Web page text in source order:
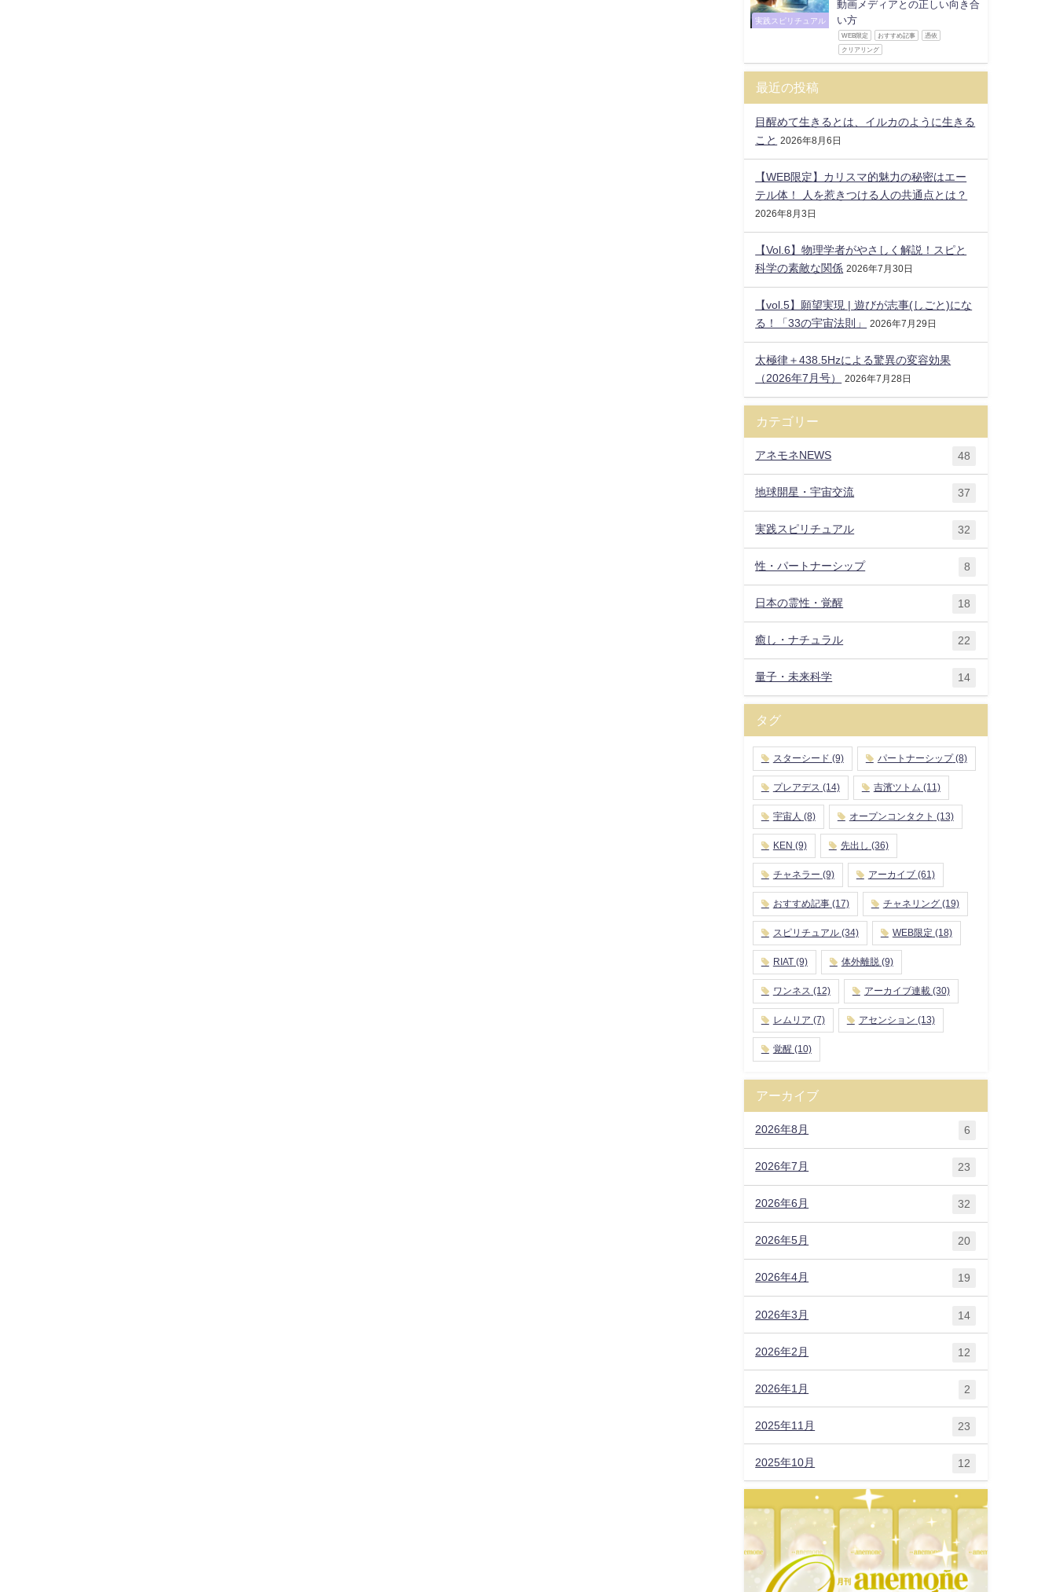
実践スピリチュアル
動画メディアとの正しい向き合
い方
WEB限定 おすすめ記事 憑依
クリアリング
最近の投稿
目醒めて生きるとは、イルカのように生きる
こと 2026年8月6日
【WEB限定】カリスマ的魅力の秘密はエー
テル体！ 人を惹きつける人の共通点とは？
2026年8月3日
【Vol.6】物理学者がやさしく解説！スピと
科学の素敵な関係 2026年7月30日
【vol.5】願望実現 | 遊びが志事(しごと)にな
る！「33の宇宙法則」
2026年7月29日
太極律＋438.5Hzによる驚異の変容効果
（2026年7月号）
2026年7月28日
カテゴリー
アネモネNEWS 48
地球開星・宇宙交流 37
実践スピリチュアル 32
性・パートナーシップ 8
日本の霊性・覚醒 18
癒し・ナチュラル 22
量子・未来科学 14
タグ
スターシード (9) パートナーシップ(8)
プレアデス (14) 吉濱ツトム (11)
宇宙人 (8) オープンコンタクト (13)
KEN (9) 先出し (36)
チャネラー (9) アーカイブ(61)
おすすめ記事(17) チャネリング(19)
スピリチュアル(34) WEB限定 (18)
RIAT(9) 体外離脱(9)
ワンネス (12) アーカイブ連載(30)
レムリア (7) アセンション (13)
覚醒 (10)
アーカイブ
2026年8月 6
2026年7月 23
2026年6月 32
2026年5月 20
2026年4月 19
2026年3月 14
2026年2月 12
2026年1月 2
2025年11月 23
2025年10月 12